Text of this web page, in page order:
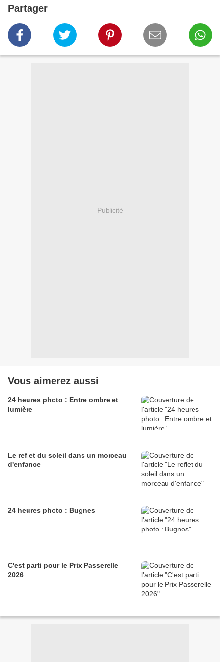
Partager
Publicité
Vous aimerez aussi
24 heures photo : Entre ombre et
lumière
Le reflet du soleil dans un morceau
d'enfance
24 heures photo : Bugnes
C'est parti pour le Prix Passerelle
2026